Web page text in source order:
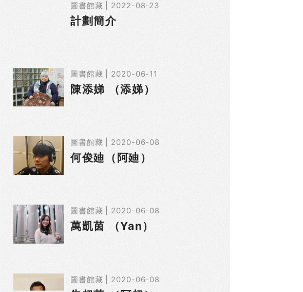
圖書館藏 | 2022-08-23
計劃簡介
圖書館藏 | 2020-06-11
陳添娣 （添娣）
圖書館藏 | 2020-06-08
何俊廸（阿廸）
圖書館藏 | 2020-06-08
萬凱茵 （Yan）
圖書館藏 | 2020-06-08